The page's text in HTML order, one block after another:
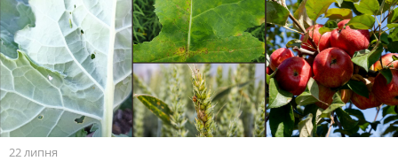
22 липня